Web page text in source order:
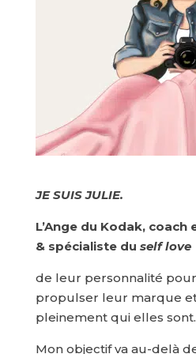
JE SUIS JULIE.
L’Ange du Kodak,
& spécialiste du self love
de leur personnalité
propulser leur marque
pleinement qui elles sont.
Mon objectif va au-delà